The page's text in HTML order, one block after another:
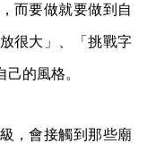
而要做就要做到自
很大」、「挑戰字
的風格。
，會接觸到那些廟